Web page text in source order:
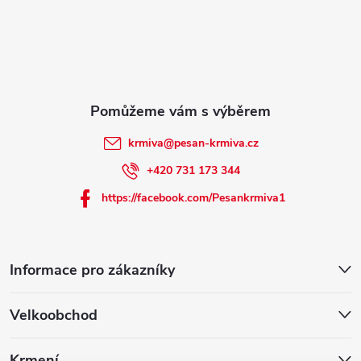
Informace pro zákazníky
Velkoobchod
krmiva@pesan-krmiva.cz
+420 731 173 344
https://facebook.com/Pesankrmiva1